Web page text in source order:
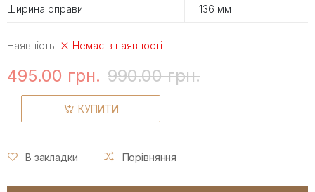
Ширина оправи 136 мм
Наявність: Немає в наявності
495.00 грн. 990.00 грн.
КУПИТИ
В закладки Порівняння